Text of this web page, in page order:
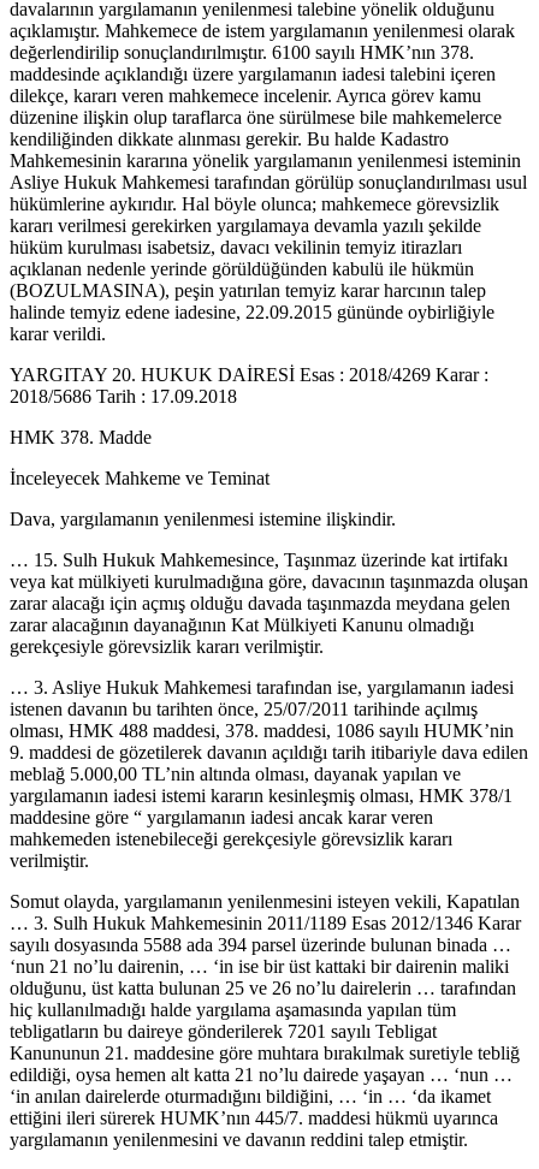
davalarının yargılamanın yenilenmesi talebine yönelik olduğunu
açıklamıştır. Mahkemece de istem yargılamanın yenilenmesi olarak
değerlendirilip sonuçlandırılmıştır. 6100 sayılı HMK’nın 378.
maddesinde açıklandığı üzere yargılamanın iadesi talebini içeren
dilekçe, kararı veren mahkemece incelenir. Ayrıca görev kamu
düzenine ilişkin olup taraflarca öne sürülmese bile mahkemelerce
kendiliğinden dikkate alınması gerekir. Bu halde Kadastro
Mahkemesinin kararına yönelik yargılamanın yenilenmesi isteminin
Asliye Hukuk Mahkemesi tarafından görülüp sonuçlandırılması usul
hükümlerine aykırıdır. Hal böyle olunca; mahkemece görevsizlik
kararı verilmesi gerekirken yargılamaya devamla yazılı şekilde
hüküm kurulması isabetsiz, davacı vekilinin temyiz itirazları
açıklanan nedenle yerinde görüldüğünden kabulü ile hükmün
(BOZULMASINA), peşin yatırılan temyiz karar harcının talep
halinde temyiz edene iadesine, 22.09.2015 gününde oybirliğiyle
karar verildi.
YARGITAY 20. HUKUK DAİRESİ Esas : 2018/4269 Karar :
2018/5686 Tarih : 17.09.2018
HMK 378. Madde
İnceleyecek Mahkeme ve Teminat
Dava, yargılamanın yenilenmesi istemine ilişkindir.
… 15. Sulh Hukuk Mahkemesince, Taşınmaz üzerinde kat irtifakı
veya kat mülkiyeti kurulmadığına göre, davacının taşınmazda oluşan
zarar alacağı için açmış olduğu davada taşınmazda meydana gelen
zarar alacağının dayanağının Kat Mülkiyeti Kanunu olmadığı
gerekçesiyle görevsizlik kararı verilmiştir.
… 3. Asliye Hukuk Mahkemesi tarafından ise, yargılamanın iadesi
istenen davanın bu tarihten önce, 25/07/2011 tarihinde açılmış
olması, HMK 488 maddesi, 378. maddesi, 1086 sayılı HUMK’nin
9. maddesi de gözetilerek davanın açıldığı tarih itibariyle dava edilen
meblağ 5.000,00 TL’nin altında olması, dayanak yapılan ve
yargılamanın iadesi istemi kararın kesinleşmiş olması, HMK 378/1
maddesine göre “ yargılamanın iadesi ancak karar veren
mahkemeden istenebileceği gerekçesiyle görevsizlik kararı
verilmiştir.
Somut olayda, yargılamanın yenilenmesini isteyen vekili, Kapatılan
… 3. Sulh Hukuk Mahkemesinin 2011/1189 Esas 2012/1346 Karar
sayılı dosyasında 5588 ada 394 parsel üzerinde bulunan binada …
‘nun 21 no’lu dairenin, … ‘in ise bir üst kattaki bir dairenin maliki
olduğunu, üst katta bulunan 25 ve 26 no’lu dairelerin … tarafından
hiç kullanılmadığı halde yargılama aşamasında yapılan tüm
tebligatların bu daireye gönderilerek 7201 sayılı Tebligat
Kanununun 21. maddesine göre muhtara bırakılmak suretiyle tebliğ
edildiği, oysa hemen alt katta 21 no’lu dairede yaşayan … ‘nun …
‘in anılan dairelerde oturmadığını bildiğini, … ‘in … ‘da ikamet
ettiğini ileri sürerek HUMK’nın 445/7. maddesi hükmü uyarınca
yargılamanın yenilenmesini ve davanın reddini talep etmiştir.